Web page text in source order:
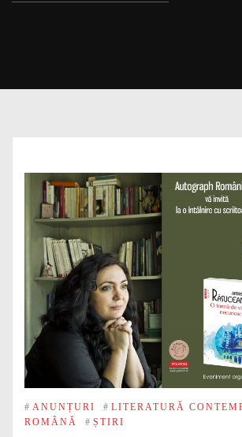
# ANUNȚURI # LITERATURĂ
ROMÂNĂ
# ȘTIRI